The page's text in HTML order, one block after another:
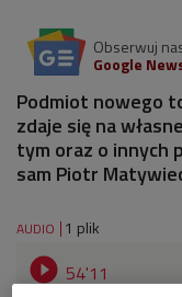
Obserwuj
Google
Podmiot nowego
zdaje się na
tym oraz o innych
sam Piotr
AUDIO 1 plik
 54'11